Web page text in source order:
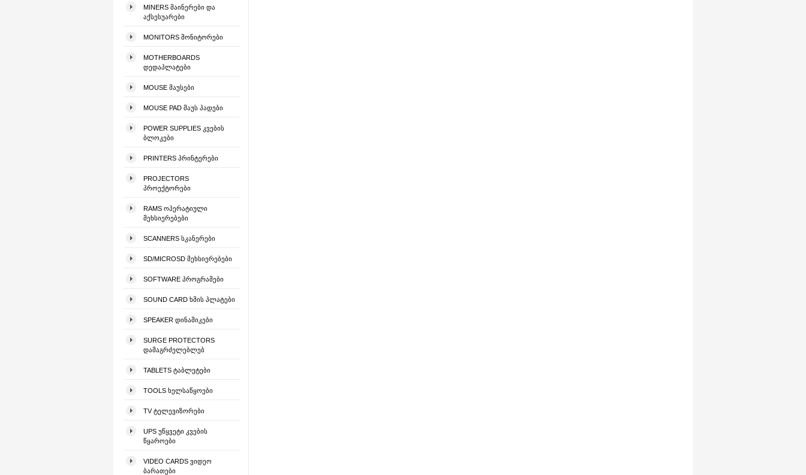
MINERS ᲛᲐᲘᲜᲔᲠᲔᲑᲘ ᲓᲐ
ᲐᲥᲡᲔᲡᲣᲐᲠᲔᲑᲘ
MONITORS ᲛᲝᲜᲘᲢᲝᲠᲔᲑᲘ
MOTHERBOARDS
ᲓᲔᲓᲐᲞᲚᲐᲢᲔᲑᲘ
MOUSE ᲛᲐᲣᲡᲔᲑᲘ
MOUSE PAD ᲛᲐᲣᲡ ᲞᲐᲓᲔᲑᲘ
POWER SUPPLIES ᲙᲕᲔᲑᲘᲡ
ᲑᲚᲝᲙᲔᲑᲘ
PRINTERS ᲞᲠᲘᲜᲢᲔᲠᲔᲑᲘ
PROJECTORS
ᲞᲠᲝᲔᲥᲢᲝᲠᲔᲑᲘ
RAMS ᲝᲞᲔᲠᲐᲢᲘᲣᲚᲘ
ᲛᲔᲮᲡᲘᲔᲠᲔᲑᲔᲑᲘ
SCANNERS ᲡᲙᲐᲜᲔᲠᲔᲑᲘ
SD/MICROSD ᲛᲔᲮᲡᲘᲔᲠᲔᲑᲔᲑᲘ
SOFTWARE ᲞᲠᲝᲒᲠᲐᲛᲔᲑᲘ
SOUND CARD ᲮᲛᲘᲡ ᲞᲚᲐᲢᲔᲑᲘ
SPEAKER ᲓᲘᲜᲐᲛᲘᲙᲔᲑᲘ
SURGE PROTECTORS
ᲓᲐᲛᲐᲒᲠᲫᲔᲚᲔᲑᲚᲔᲑ
TABLETS ᲢᲐᲑᲚᲔᲢᲔᲑᲘ
TOOLS ᲮᲔᲚᲡᲐᲬᲧᲝᲔᲑᲘ
TV ᲢᲔᲚᲔᲕᲘᲖᲝᲠᲔᲑᲘ
UPS ᲣᲬᲧᲕᲔᲢᲘ ᲙᲕᲔᲑᲘᲡ
ᲬᲧᲐᲠᲝᲔᲑᲘ
VIDEO CARDS ᲕᲘᲓᲔᲝ
ᲑᲐᲠᲐᲗᲔᲑᲘ